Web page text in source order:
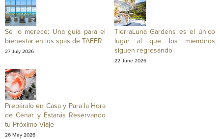
Se lo merece: Una guía para el
bienestar en los spas de TAFER
27 July 2026
TierraLuna Gardens es el único
lugar al que los miembros
siguen regresando.
22 June 2026
Prepáralo en Casa y Para la Hora
de Cenar y Estarás Reservando
tu Próximo Viaje
26 May 2026